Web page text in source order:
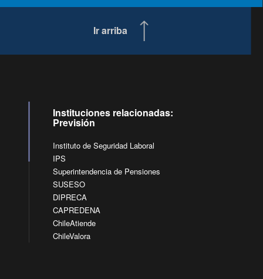
Ir arriba
Instituciones relacionadas:
Previsión
Instituto de Seguridad Laboral
IPS
Superintendencia de Pensiones
SUSESO
DIPRECA
CAPREDENA
ChileAtiende
ChileValora